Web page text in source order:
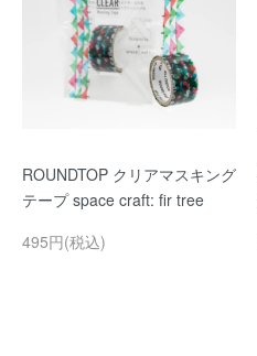
ROUNDTOP クリアマスキング
テープ space craft: fir tree
495円(税込)